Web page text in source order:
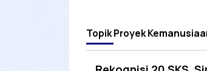
TopikProyek